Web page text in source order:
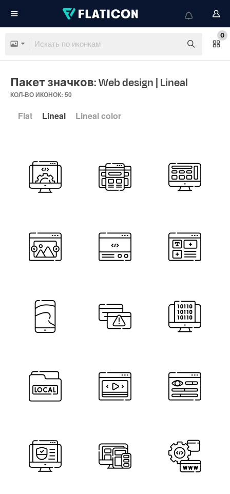
0
Пакет значков: Web design | Lineal
КОЛ-ВО ИКОНОК: 50
Flat Lineal Lineal color